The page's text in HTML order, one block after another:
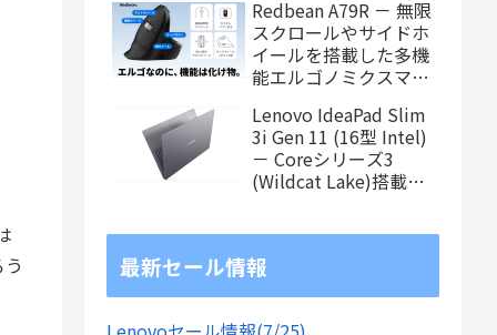
エイティブも快適にこ
なせます
Redbean A79R － 無限
スクロールやサイドホ
イールを搭載した多機
能エルゴノミクスマウ
ィング中
Lenovo IdeaPad Slim
3i Gen 11 (16型 Intel)
－ Coreシリーズ3
(Wildcat Lake)搭載の
最新セール情報